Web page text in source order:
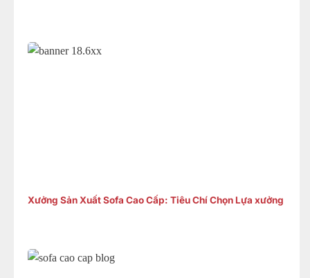
Xưởng Sản Xuất Sofa Cao Cấp: Tiêu Chí Chọn Lựa xưởng